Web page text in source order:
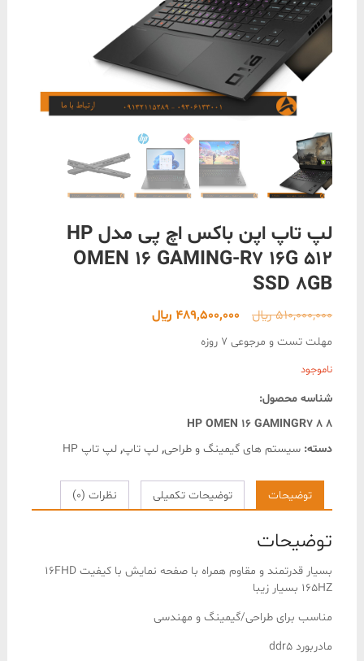
لپ تاپ اپن باکس اچ پی مدل HP
OMEN 16 GAMING-R7 16G 512
SSD 8GB
510,000,000﷼
قیمت
اصلی
489,500,000 ﷼قیمت
مهلت تست و مرجوعی 7 روزه
ناموجود
شناسه محصول:
HP OMEN 16 GAMINGR7 8 8
دسته: سیستم های گیمینگ و طراحی, لپ تاپ, لپ تاپ HP
توضیحات توضیحات تکمیلی نظرات (0)
توضیحات
بسیار قدرتمند و مقاوم همراه با صفحه نمایش با کیفیت 16FHD
165HZ بسیار زیبا
مناسب برای طراحی/گیمینگ و مهندسی
مادربورد ddr5